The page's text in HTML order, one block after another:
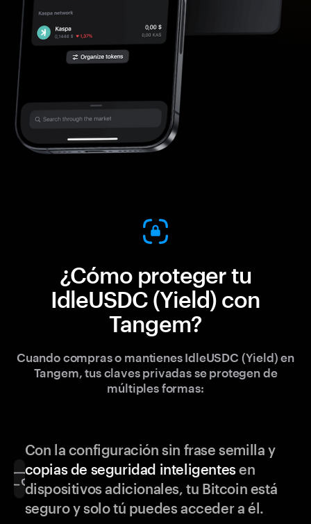
¿Cómo proteger tu
IdleUSDC (Yield) con
Tangem?
Cuando compras o mantienes IdleUSDC (Yield) en
Tangem, tus claves privadas se protegen de
múltiples formas:
Con la configuración sin frase semilla y
copias de seguridad inteligentesen
dispositivos adicionales, tu Bitcoin está
seguro y solo tú puedes acceder a él.